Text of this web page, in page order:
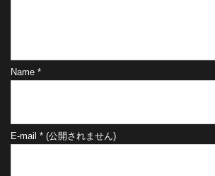
Name *
E-mail * (公開されません)